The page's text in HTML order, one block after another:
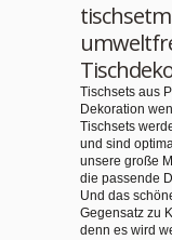
Tischsets aus
Dekoration
Tischsets
und sind
unsere große
die passende
Und das
Gegensatz zu
denn es wird